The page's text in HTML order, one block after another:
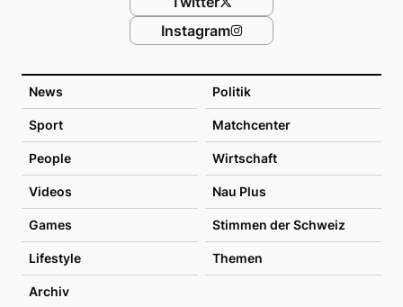
News Politik
Sport Matchcenter
People Wirtschaft
Videos Nau Plus
Games Stimmen der Schweiz
Lifestyle Themen
Archiv
Instagram